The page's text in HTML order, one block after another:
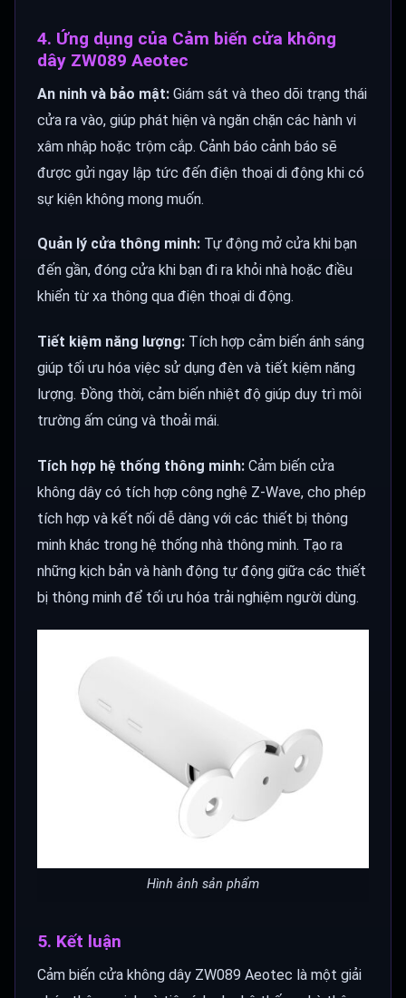
4. Ứng dụng của Cảm biến cửa không
dây ZW089 Aeotec
An ninh và bảo mật: Giám sát và theo dõi trạng thái
cửa ra vào, giúp phát hiện và ngăn chặn các hành vi
xâm nhập hoặc trộm cắp. Cảnh báo cảnh báo sẽ
được gửi ngay lập tức đến điện thoại di động khi có
sự kiện không mong muốn.
Quản lý cửa thông minh: Tự động mở cửa khi bạn
đến gần, đóng cửa khi bạn đi ra khỏi nhà hoặc điều
khiển từ xa thông qua điện thoại di động.
Tiết kiệm năng lượng: Tích hợp cảm biến ánh sáng
giúp tối ưu hóa việc sử dụng đèn và tiết kiệm năng
lượng. Đồng thời, cảm biến nhiệt độ giúp duy trì môi
trường ấm cúng và thoải mái.
Tích hợp hệ thống thông minh: Cảm biến cửa
không dây có tích hợp công nghệ Z-Wave, cho phép
tích hợp và kết nối dễ dàng với các thiết bị thông
minh khác trong hệ thống nhà thông minh. Tạo ra
những kịch bản và hành động tự động giữa các thiết
bị thông minh để tối ưu hóa trải nghiệm người dùng.
Hình ảnh sản phẩm
5. Kết luận
Cảm biến cửa không dây ZW089 Aeotec là một giải